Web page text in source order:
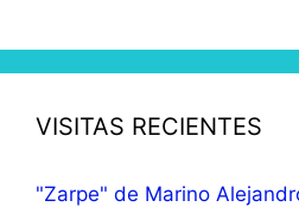
VISITAS RECIENTES
"Zarpe" de Marino